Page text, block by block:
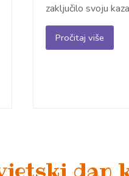
zaključilo svoju
Pročitaj više